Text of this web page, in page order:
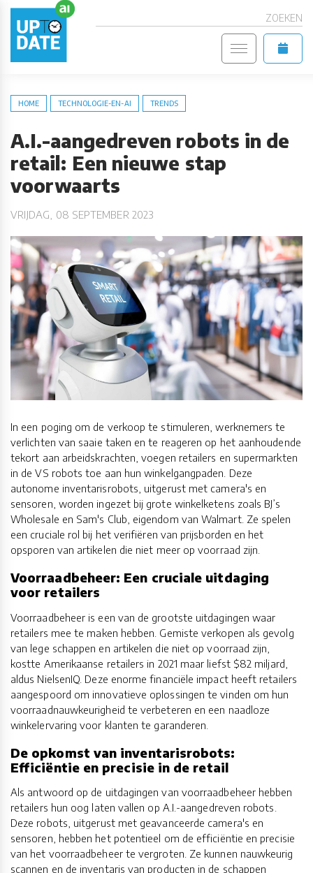
ZOEKEN
HOME TECHNOLOGIE-EN-AI TRENDS
A.I.-aangedreven robots in de
retail: Een nieuwe stap
voorwaarts
VRIJDAG, 08 SEPTEMBER 2023
In een poging om de verkoop te stimuleren, werknemers te
verlichten van saaie taken en te reageren op het aanhoudende
tekort aan arbeidskrachten, voegen retailers en supermarkten
in de VS robots toe aan hun winkelgangpaden. Deze
autonome inventarisrobots, uitgerust met camera's en
sensoren, worden ingezet bij grote winkelketens zoals BJ’s
Wholesale en Sam's Club, eigendom van Walmart. Ze spelen
een cruciale rol bij het verifiëren van prijsborden en het
opsporen van artikelen die niet meer op voorraad zijn.
Voorraadbeheer: Een cruciale uitdaging
voor retailers
Voorraadbeheer is een van de grootste uitdagingen waar
retailers mee te maken hebben. Gemiste verkopen als gevolg
van lege schappen en artikelen die niet op voorraad zijn,
kostte Amerikaanse retailers in 2021 maar liefst $82 miljard,
aldus NielsenIQ. Deze enorme financiële impact heeft retailers
aangespoord om innovatieve oplossingen te vinden om hun
voorraadnauwkeurigheid te verbeteren en een naadloze
winkelervaring voor klanten te garanderen.
De opkomst van inventarisrobots:
Efficiëntie en precisie in de retail
Als antwoord op de uitdagingen van voorraadbeheer hebben
retailers hun oog laten vallen op A.I.-aangedreven robots.
Deze robots, uitgerust met geavanceerde camera's en
sensoren, hebben het potentieel om de efficiëntie en precisie
van het voorraadbeheer te vergroten. Ze kunnen nauwkeurig
scannen en de inventaris van producten in de schappen